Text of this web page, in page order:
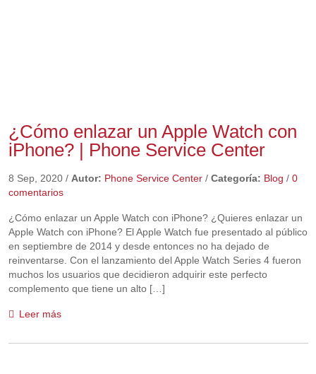
¿Cómo enlazar un Apple Watch con
iPhone? | Phone Service Center
8 Sep, 2020/ Autor: Phone Service Center/ Categoría: Blog / 0
comentarios
¿Cómo enlazar un Apple Watch con iPhone? ¿Quieres enlazar un
Apple Watch con iPhone? El Apple Watch fue presentado al público
en septiembre de 2014 y desde entonces no ha dejado de
reinventarse. Con el lanzamiento del Apple Watch Series 4 fueron
muchos los usuarios que decidieron adquirir este perfecto
complemento que tiene un alto […]
Leer más